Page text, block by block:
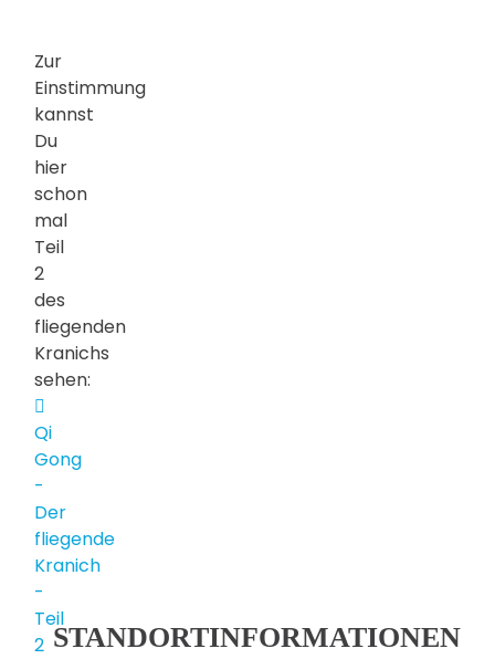
Zur
Einstimmung
kannst
Du
hier
schon
mal
Teil
2
des
fliegenden
Kranichs
sehen:
video
Qi
Gong
-
Der
fliegende
Kranich
-
Teil
2 STANDORTINFORMATIONEN